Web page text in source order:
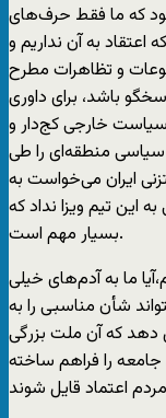
که ما فقط حرف‌های
به آن نداریم و
و تظاهرات مطرح
باشد، برای داوری
سیاست خارجی کج‌دار و
سیاسی منطقه‌ای را طی
ایران می‌خواست به
این تیم ویزا نداد که
بسیار مهم است.
ما به آدم‌های خیلی
شأن مناسبی را به
دهد که آن ملت بزرگی
جامعه را فراهم ساخته